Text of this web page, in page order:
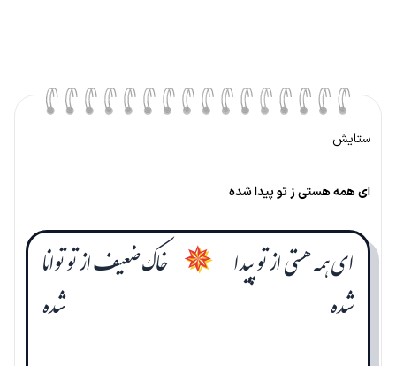
ستایش
ای همه هستی ز تو پیدا شده
ای همه هستی از تو پیدا
شده
✵ خاک ضعیف از تو توانا
شده